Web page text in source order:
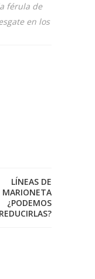
férula de
en los
LÍNEAS DE
MARIONETA
¿PODEMOS
REDUCIRLAS?